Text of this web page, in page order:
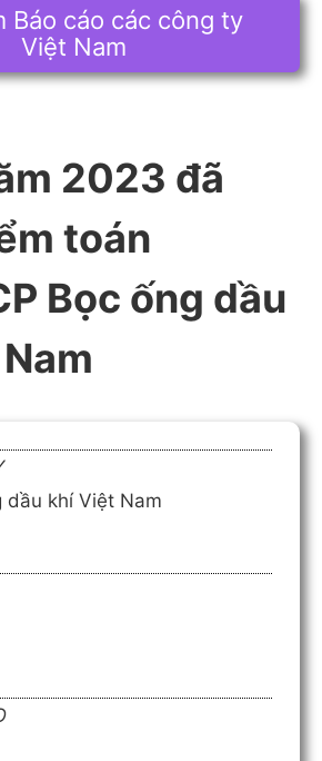
Báo cáo các công ty
Việt Nam
2023 đã
toán
Bọc ống dầu
dầu khí Việt Nam